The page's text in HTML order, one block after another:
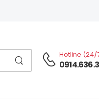
Hotline (24/